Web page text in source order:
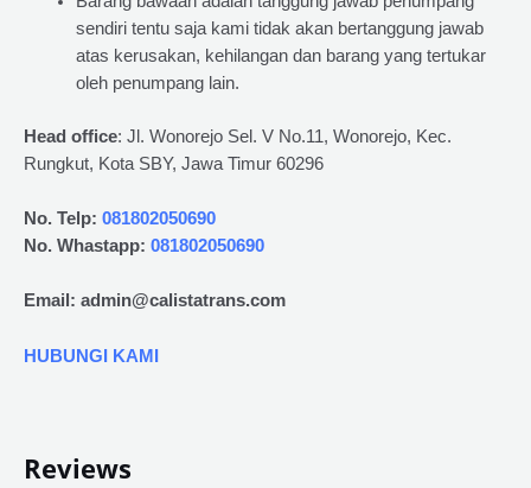
sendiri tentu saja kami tidak akan bertanggung jawab
atas kerusakan, kehilangan dan barang yang tertukar
oleh penumpang lain.
Head office: Jl. Wonorejo Sel. V No.11, Wonorejo, Kec.
Rungkut, Kota SBY, Jawa Timur 60296
No. Telp: 081802050690
No. Whastapp: 081802050690
Email: admin@calistatrans.com
HUBUNGI KAMI
Reviews